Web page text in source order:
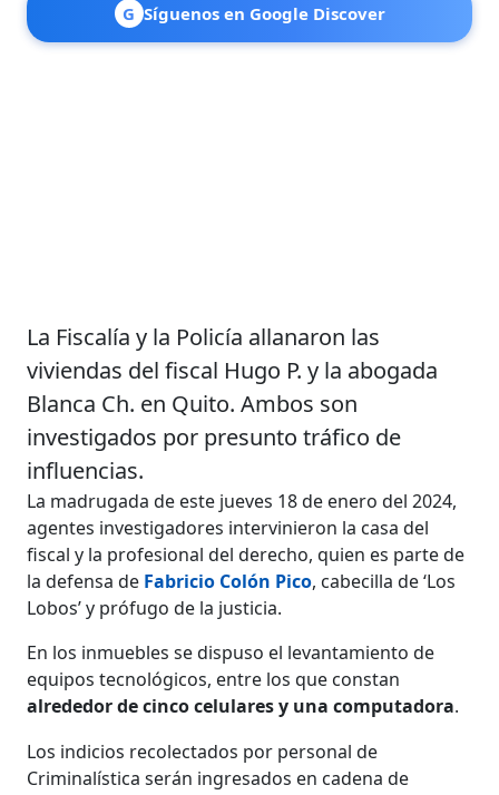
G Síguenos en Google Discover
La Fiscalía y la Policía allanaron las
viviendas del fiscal Hugo P. y la abogada
Blanca Ch. en Quito. Ambos son
investigados por presunto tráfico de
influencias.
La madrugada de este jueves 18 de enero del 2024,
agentes investigadores intervinieron la casa del
fiscal y la profesional del derecho, quien es parte de
la defensa de Fabricio Colón Pico, cabecilla de ‘Los
Lobos’ y prófugo de la justicia.
En los inmuebles se dispuso el levantamiento de
equipos tecnológicos, entre los que constan
alrededor de cinco celulares y una computadora.
Los indicios recolectados por personal de
Criminalística serán ingresados en cadena de